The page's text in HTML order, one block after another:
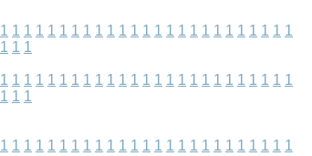
1 1 1 1 1 1 1 1 1 1 1 1 1 1 1 1 1 1 1 1 1 1 1 1 1
1 1 1
1 1 1 1 1 1 1 1 1 1 1 1 1 1 1 1 1 1 1 1 1 1 1 1 1
1 1 1
1 1 1 1 1 1 1 1 1 1 1 1 1 1 1 1 1 1 1 1 1 1 1 1 1